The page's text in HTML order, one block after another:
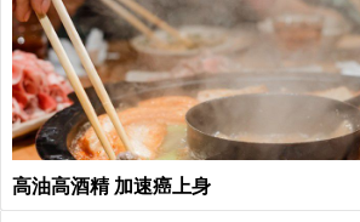
高油高酒精 加速癌上身